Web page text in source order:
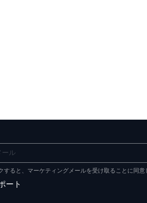
ール
すると、マーケティングメールを受け取ることに同
ート